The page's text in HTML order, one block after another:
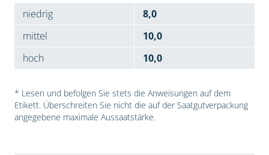
niedrig
8,0
mittel
10,0
hoch
10,0
* Lesen und befolgen Sie stets die Anweisungen auf dem
Etikett. Überschreiten Sie nicht die auf der Saatgutverpackung
angegebene maximale Aussaatstärke.